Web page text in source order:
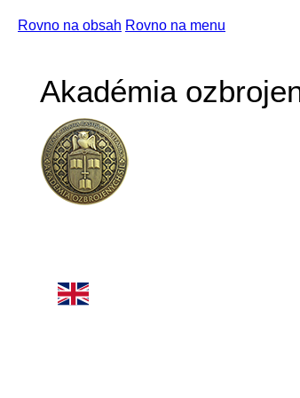
Rovno na obsah Rovno na menu
Akadémia